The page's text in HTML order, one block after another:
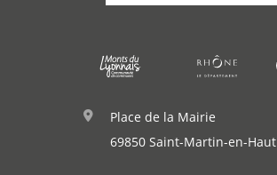
Place de la Mairie
69850 Saint-Martin-en-Haut
Démarches